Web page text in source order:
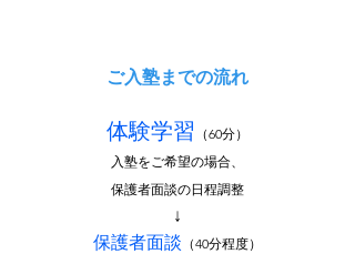
ご入塾までの流れ
体験学習 （60分）
入塾をご希望の場合、
保護者面談の日程調整
↓
保護者面談 （40分程度）